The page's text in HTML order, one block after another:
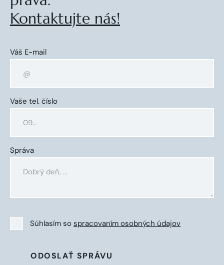
Kontaktujte nás!
Váš E-mail
Vaše tel. číslo
Správa
Súhlasím so spracovaním osobných údajov
ODOSLAŤ SPRÁVU